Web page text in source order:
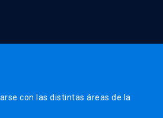
con las distintas áreas de la